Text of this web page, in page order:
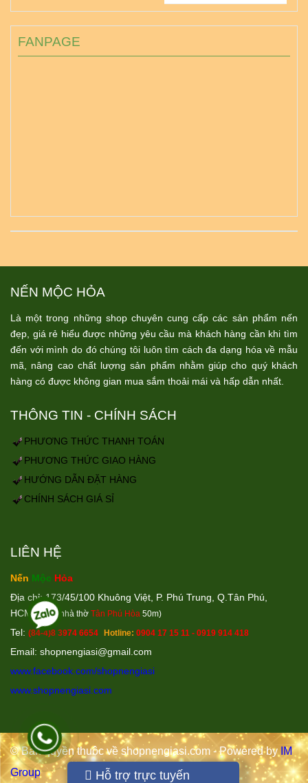
FANPAGE
NẾN MỘC HỎA
Là một trong những shop chuyên cung cấp các sản phẩm nến
đẹp, giá rẻ hiểu được những yêu cầu mà khách hàng cần khi tìm
đến với mình do đó chúng tôi luôn tìm cách đa dạng hóa về mẫu
mã, nâng cao chất lượng sản phẩm nhằm giúp cho quý khách
hàng có được không gian mua sắm thoải mái và hấp dẫn nhất.
THÔNG TIN - CHÍNH SÁCH
PHƯƠNG THỨC THANH TOÁN
PHƯƠNG THỨC GIAO HÀNG
HƯỚNG DẪN ĐẶT HÀNG
CHÍNH SÁCH GIÁ SỈ
LIÊN HỆ
Nến Mộc Hỏa
Địa chỉ: 173/45/100 Khuông Việt, P. Phú Trung, Q.Tân Phú,
HCM(Cách nhà thờ Tân Phú Hòa 50m)
Tel: (84-4)8 3974 6654 Hotline: 0904 17 15 11 - 0919 914 418
Email: shopnengiasi@gmail.com
www.facebook.com/shopnengiasi
www.shopnengiasi.com
© Bản quyền thuộc về shopnengiasi.com - Powered by IM
Group
Hỗ trợ trực tuyến